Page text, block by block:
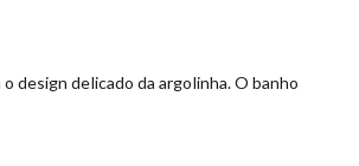
design delicado da argolinha. O banho